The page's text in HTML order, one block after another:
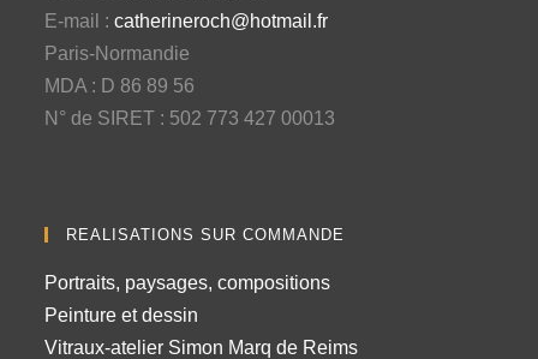
E-mail :catherineroch@hotmail.fr
Paris-Normandie
MDA : D 86 89 56
N° de SIRET : 502 773 427 00013
REALISATIONS SUR COMMANDE
Portraits, paysages, compositions
Peinture et dessin
Vitraux-atelier Simon Marq de Reims